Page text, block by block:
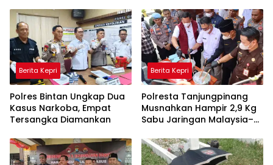
Berita Kepri
Polres Bintan Ungkap Dua
Kasus Narkoba, Empat
Tersangka Diamankan
Berita Kepri
Polresta Tanjungpinang
Musnahkan Hampir 2,9 Kg
Sabu Jaringan Malaysia–
Ribuan Jiwa